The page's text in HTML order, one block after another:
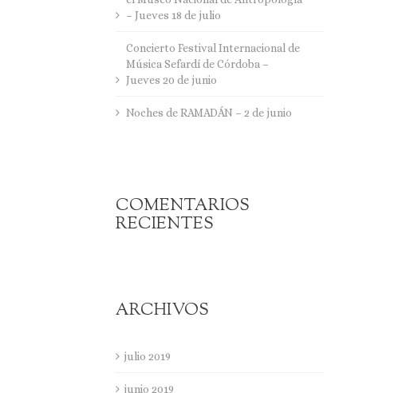
– Jueves 18 de julio
Concierto Festival Internacional de
Música Sefardí de Córdoba –
Jueves 20 de junio
Noches de RAMADÁN – 2 de junio
COMENTARIOS
RECIENTES
ARCHIVOS
julio 2019
junio 2019